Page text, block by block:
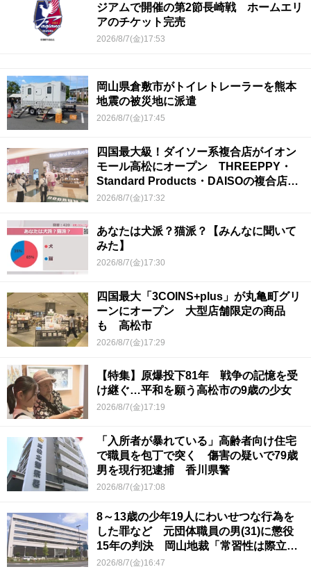
ジアムで開催の第2節長崎戦 ホームエリ
アのチケット完売
2026/8/7(金)17:53
岡山県倉敷市がトイレトレーラーを熊本
地震の被災地に派遣
2026/8/7(金)17:45
四国最大級！ダイソー系複合店がイオン
モール高松にオープン THREEPPY・
Standard Products・DAISOの複合店は
香川県初
2026/8/7(金)17:32
あなたは犬派？猫派？【みんなに聞いて
みた】
2026/8/7(金)17:30
四国最大「3COINS+plus」が丸亀町グリ
ーンにオープン 大型店舗限定の商品
も 高松市
2026/8/7(金)17:29
【特集】原爆投下81年 戦争の記憶を受
け継ぐ…平和を願う高松市の9歳の少女
2026/8/7(金)17:19
「入所者が暴れている」高齢者向け住宅
で職員を包丁で突く 傷害の疑いで79歳
男を現行犯逮捕 香川県警
2026/8/7(金)17:08
8～13歳の少年19人にわいせつな行為を
した罪など 元団体職員の男(31)に懲役
15年の判決 岡山地裁「常習性は際立っ
ていて被害結果も非常に重い」
2026/8/7(金)16:47